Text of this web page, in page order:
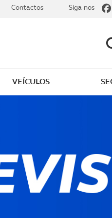
VEÍCULOS
Contactos Siga-nos